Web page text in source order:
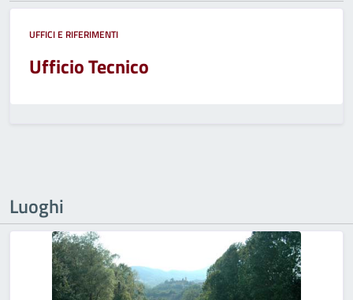
UFFICI E RIFERIMENTI
Ufficio Tecnico
Luoghi